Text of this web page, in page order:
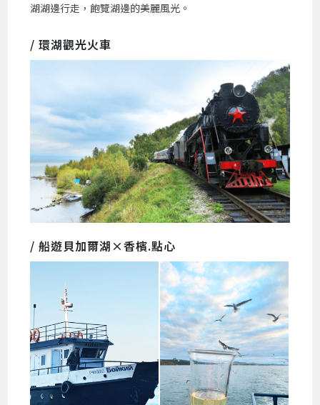
湖湖邊行走，飽覽湖邊的美麗風光。
/ 環湖觀光火車
/ 船遊貝加爾湖×香檳.點心